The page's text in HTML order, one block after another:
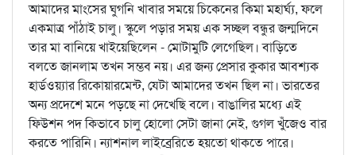
আমাদের মাংসের ঘুগনি খাবার সময়ে চিকেনের কিমা মহার্ঘ্য, ফলে
একমাত্র পাঁঠাই চালু। স্কুলে পড়ার সময় এক সচ্ছল বন্ধুর জন্মদিনে
তার মা বানিয়ে খাইয়েছিলেন - মোটামুটি লেগেছিল। বাড়িতে
বলতে জানলাম তখন সম্ভব নয়। এর জন্য প্রেসার কুকার আবশ্যক
হার্ডওয়্যার রিকোয়ারমেন্ট, যেটা আমাদের তখন ছিল না। ভারতের
অন্য প্রদেশে মনে পড়ছে না দেখেছি বলে। বাঙালির মধ্যে এই
ফিউশন পদ কিভাবে চালু হোলো সেটা জানা নেই, গুগল খুঁজেও বার
করতে পারিনি। ন্যাশনাল লাইব্রেরিতে হয়তো থাকতে পারে।